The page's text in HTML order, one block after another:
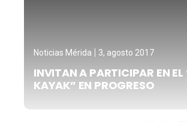
Noticias Mérida 3, agosto 2017
INVITAN A PARTICIPAR EN EL
KAYAK” EN PROGRESO